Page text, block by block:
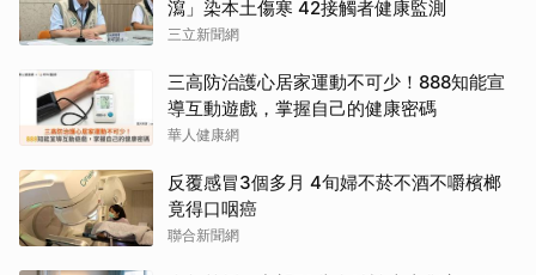
瀉」染本土傷寒 42接觸者健康監測
三立新聞網
三高防治護心居家運動不可少！888知能宣
導互動遊戲，掌握自己的健康密碼
華人健康網
反覆感冒3個多月 4旬婦不菸不酒不嚼檳榔
竟得口咽癌
聯合新聞網